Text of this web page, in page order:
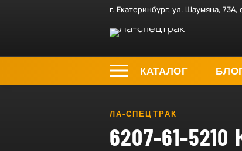
г. Екатеринбург, ул. Шаумяна,
КАТАЛОГ
ЛА-СПЕЦТРАК
6207-61-